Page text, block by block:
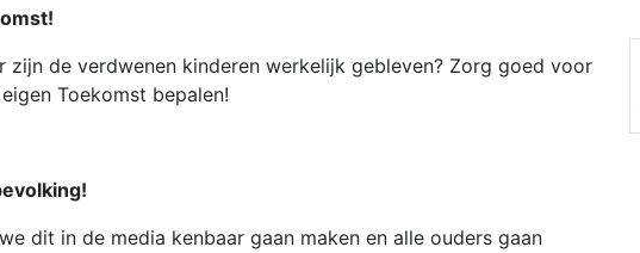
zijn de verdwenen kinderen werkelijk gebleven? Zorg goed voor
Toekomst bepalen!
dit in de media kenbaar gaan maken en alle ouders gaan